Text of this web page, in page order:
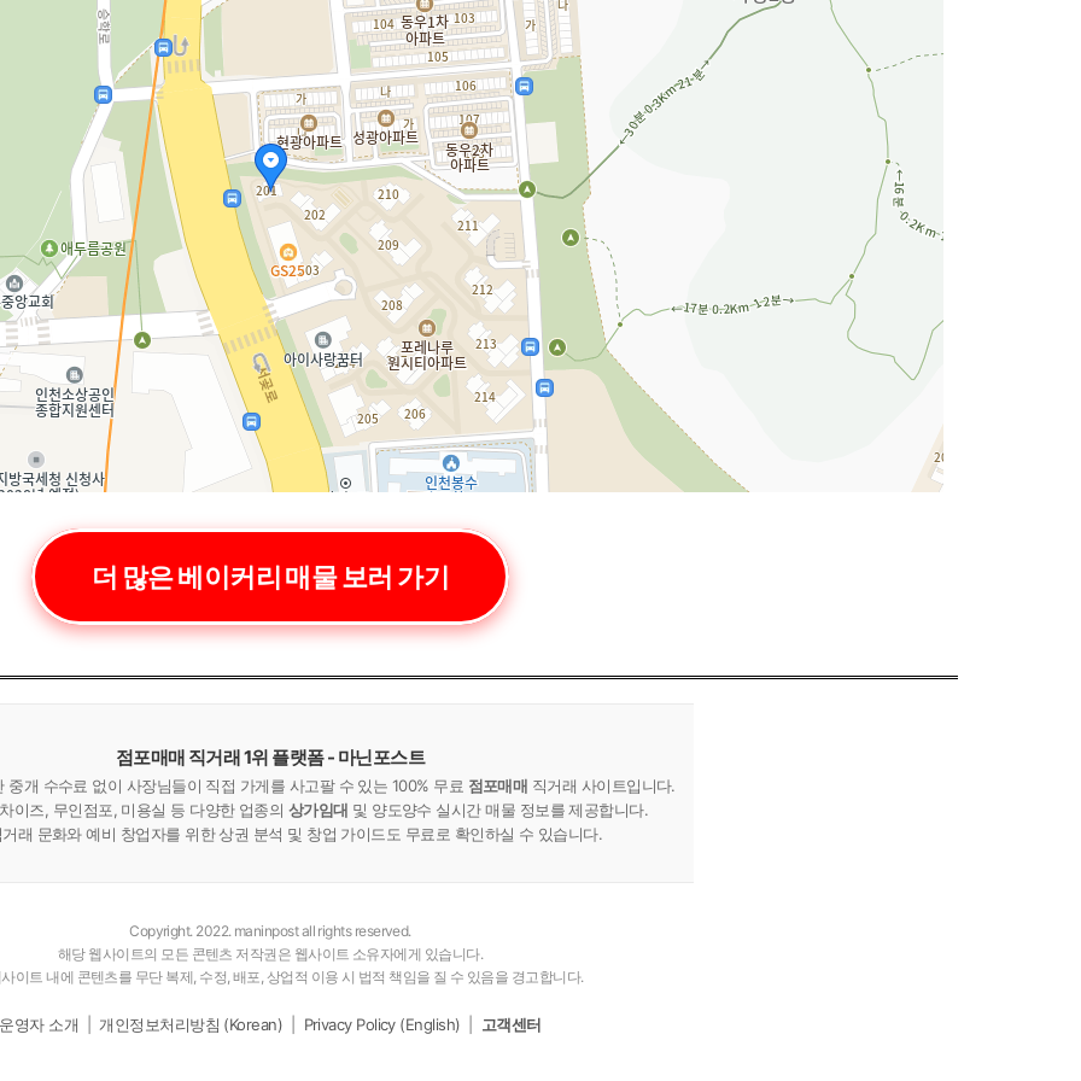
더 많은 베이커리 매물 보러 가기
점포매매 직거래 1위 플랫폼 - 마닌포스트
중개 수수료 없이 사장님들이 직접 가게를 사고팔 수 있는 100% 무료 점포매매 직거래 사이트입니다.
이즈, 무인점포, 미용실 등 다양한 업종의 상가임대 및 양도양수 실시간 매물 정보를 제공합니다.
래 문화와 예비 창업자를 위한 상권 분석 및 창업 가이드도 무료로 확인하실 수 있습니다.
Copyright. 2022. maninpost all rights reserved.
해당 웹사이트의 모든 콘텐츠 저작권은 웹사이트 소유자에게 있습니다.
이트 내에 콘텐츠를 무단 복제, 수정, 배포, 상업적 이용 시 법적 책임을 질 수 있음을 경고합니다.
운영자 소개 개인정보처리방침 (Korean) Privacy Policy (English) 고객센터